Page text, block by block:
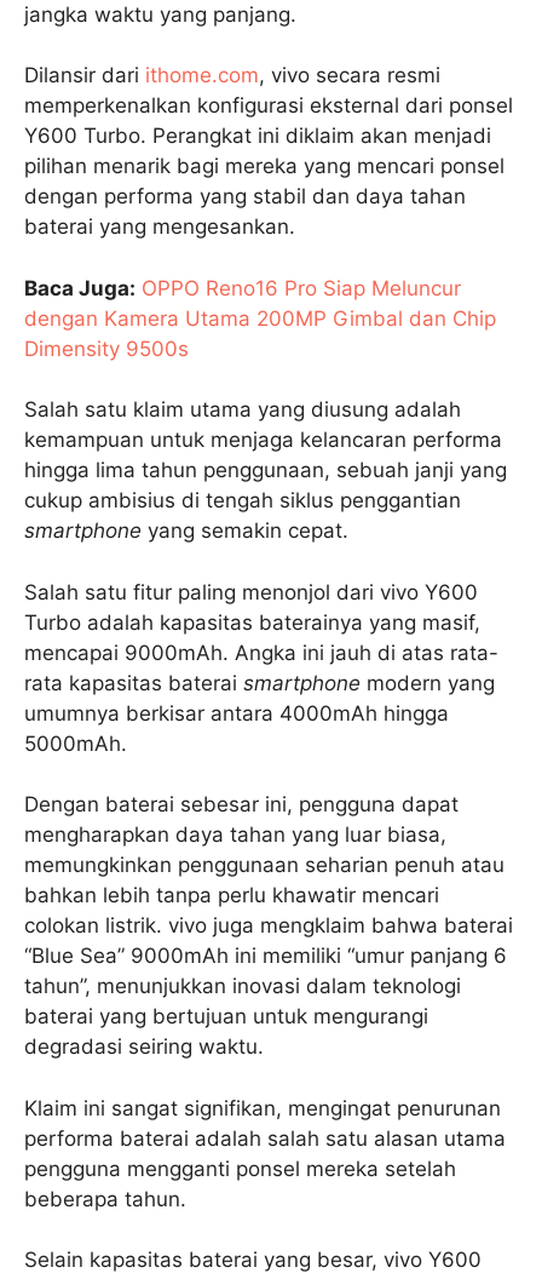
jangka waktu yang panjang.
Dilansir dari ithome.com, vivo secara resmi
memperkenalkan konfigurasi eksternal dari ponsel
Y600 Turbo. Perangkat ini diklaim akan menjadi
pilihan menarik bagi mereka yang mencari ponsel
dengan performa yang stabil dan daya tahan
baterai yang mengesankan.
Baca Juga: OPPO Reno16 Pro Siap Meluncur
dengan Kamera Utama 200MP Gimbal dan Chip
Dimensity 9500s
Salah satu klaim utama yang diusung adalah
kemampuan untuk menjaga kelancaran performa
hingga lima tahun penggunaan, sebuah janji yang
cukup ambisius di tengah siklus penggantian
smartphone yang semakin cepat.
Salah satu fitur paling menonjol dari vivo Y600
Turbo adalah kapasitas baterainya yang masif,
mencapai 9000mAh. Angka ini jauh di atas rata-
rata kapasitas baterai smartphone modern yang
umumnya berkisar antara 4000mAh hingga
5000mAh.
Dengan baterai sebesar ini, pengguna dapat
mengharapkan daya tahan yang luar biasa,
memungkinkan penggunaan seharian penuh atau
bahkan lebih tanpa perlu khawatir mencari
colokan listrik. vivo juga mengklaim bahwa baterai
“Blue Sea” 9000mAh ini memiliki “umur panjang 6
tahun”, menunjukkan inovasi dalam teknologi
baterai yang bertujuan untuk mengurangi
degradasi seiring waktu.
Klaim ini sangat signifikan, mengingat penurunan
performa baterai adalah salah satu alasan utama
pengguna mengganti ponsel mereka setelah
beberapa tahun.
Selain kapasitas baterai yang besar, vivo Y600